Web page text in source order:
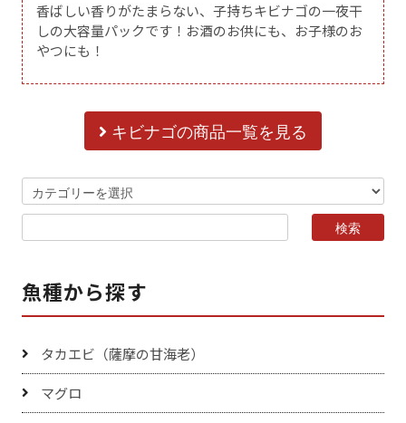
香ばしい香りがたまらない、子持ちキビナゴの一夜干
しの大容量パックです！お酒のお供にも、お子様のお
やつにも！
キビナゴの商品一覧を見る
魚種から探す
タカエビ（薩摩の甘海老）
マグロ